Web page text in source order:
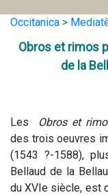
Occitanica >
Obros et rimos
de la
Les Obros et
des trois oeuvres
(1543 ?-1588),
Bellaud de la
du XVIe siècle, est